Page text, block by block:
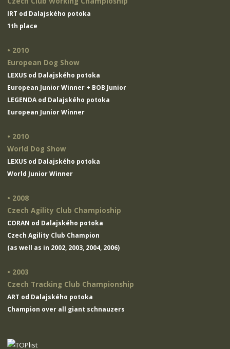
IRT od Dalajského potoka
1th place
• 2010
European Dog Show
LEXUS od Dalajského potoka
European Junior Winner + BOB Junior
LEGENDA od Dalajského potoka
European Junior Winner
• 2010
World Dog Show
LEXUS od Dalajského potoka
World Junior Winner
• 2008
Czech Agility Club Champioship
CORAN od Dalajského potoka
Czech Agility Club Champion
(as well as in 2002, 2003, 2004, 2006)
• 2003
Czech Tracking Club Championship
ART od Dalajského potoka
Champion over all giant schnauzers